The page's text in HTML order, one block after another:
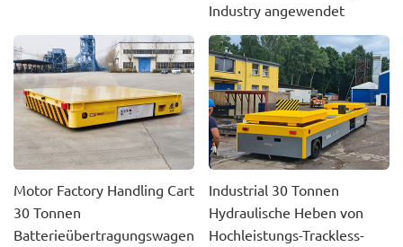
Industry angewendet
Motor Factory Handling Cart
30 Tonnen
Batterieübertragungswagen
Industrial 30 Tonnen
Hydraulische Heben von
Hochleistungs-Trackless-